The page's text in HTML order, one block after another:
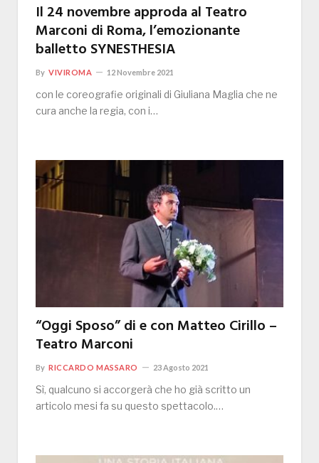
Il 24 novembre approda al Teatro
Marconi di Roma, l’emozionante
balletto SYNESTHESIA
By VIVIROMA 12 Novembre 2021
con le coreografie originali di Giuliana Maglia che ne
cura anche la regia, con i…
“Oggi Sposo” di e con Matteo Cirillo –
Teatro Marconi
By RICCARDO MASSARO 23 Agosto 2021
Sì, qualcuno si accorgerà che ho già scritto un
articolo mesi fa su questo spettacolo.…